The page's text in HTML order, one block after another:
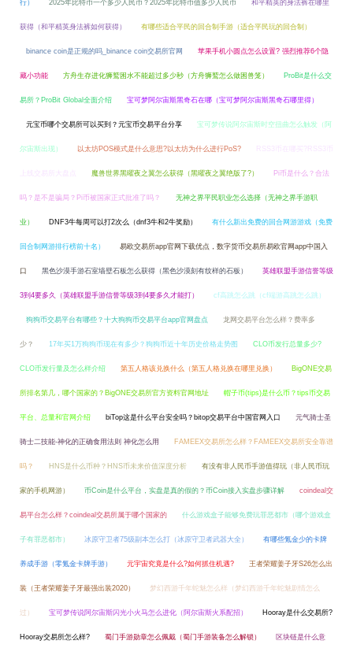
行） 2025年比特币一个多少人民币？2025年比特币值多少人民币 和平精英的身法裤在哪里
获得（和平精英身法裤如何获得） 有哪些适合平民的回合制手游（适合平民玩的回合制）
binance coin是正规的吗_binance coin交易所官网 苹果手机小圆点怎么设置? 强烈推荐6个隐
藏小功能 方舟生存进化狮鹫困水不能超过多少秒（方舟狮鹫怎么做困兽笼） ProBit是什么交
易所？ProBit Global全面介绍 宝可梦阿尔宙斯黑奇石在哪（宝可梦阿尔宙斯黑奇石哪里得）
元宝币哪个交易所可以买到？元宝币交易平台分享 宝可梦传说阿尔宙斯时空扭曲怎么触发（阿
尔宙斯出现） 以太坊POS模式是什么意思?以太坊为什么进行PoS? RSS3币在哪买?RSS3币
上线交易所大盘点 魔兽世界黑曜夜之翼怎么获得（黑曜夜之翼绝版了?） Pi币是什么？合法
吗？是不是骗局？Pi币被国家正式批准了吗？ 无神之界平民职业怎么选择（无神之界手游职
业） DNF3牛每周可以打2次么（dnf3牛和2牛奖励） 有什么新出免费的回合网游游戏（免费
回合制网游排行榜前十名） 易欧交易所app官网下载优点，数字货币交易所易欧官网app中国入
口 黑色沙漠手游石室墙壁石板怎么获得（黑色沙漠刻有纹样的石板） 英雄联盟手游信誉等级
3到4要多久（英雄联盟手游信誉等级3到4要多久才能打） cf高跳怎么跳（cf端游高跳怎么跳）
狗狗币交易平台有哪些？十大狗狗币交易平台app官网盘点 龙网交易平台怎么样？费率多
少？ 17年买1万狗狗币现在有多少？狗狗币近十年历史价格走势图 CLO币发行总量多少?
CLO币发行量及怎么样介绍 第五人格该兑换什么（第五人格兑换在哪里兑换） BigONE交易
所排名第几，哪个国家的？BigONE交易所官方资料官网地址 帽子币(tips)是什么币？tips币交易
平台、总量和官网介绍 biTop这是什么平台安全吗？bitop交易平台中国官网入口 元气骑士圣
骑士二技能-神化的正确食用法则 神化怎么用 FAMEEX交易所怎么样？FAMEEX交易所安全靠谱
吗？ HNS是什么币种？HNS币未来价值深度分析 有没有非人民币手游值得玩（非人民币玩
家的手机网游） 币Coin是什么平台，实盘是真的假的？币Coin接入实盘步骤详解 coindeal交
易平台怎么样？coindeal交易所属于哪个国家的 什么游戏盒子能够免费玩罪恶都市（哪个游戏盒
子有罪恶都市） 冰原守卫者75级副本怎么打（冰原守卫者武器大全） 有哪些氪金少的卡牌
养成手游（零氪金卡牌手游） 元宇宙究竟是什么?如何抓住机遇? 王者荣耀姜子牙S26怎么出
装（王者荣耀姜子牙最强出装2020） 梦幻西游千年蛇魅怎么样（梦幻西游千年蛇魅剧情怎么
过） 宝可梦传说阿尔宙斯闪光小火马怎么进化（阿尔宙斯火系配招） Hooray是什么交易所?
Hooray交易所怎么样? 蜀门手游勋章怎么佩戴（蜀门手游装备怎么解锁） 区块链是什么意